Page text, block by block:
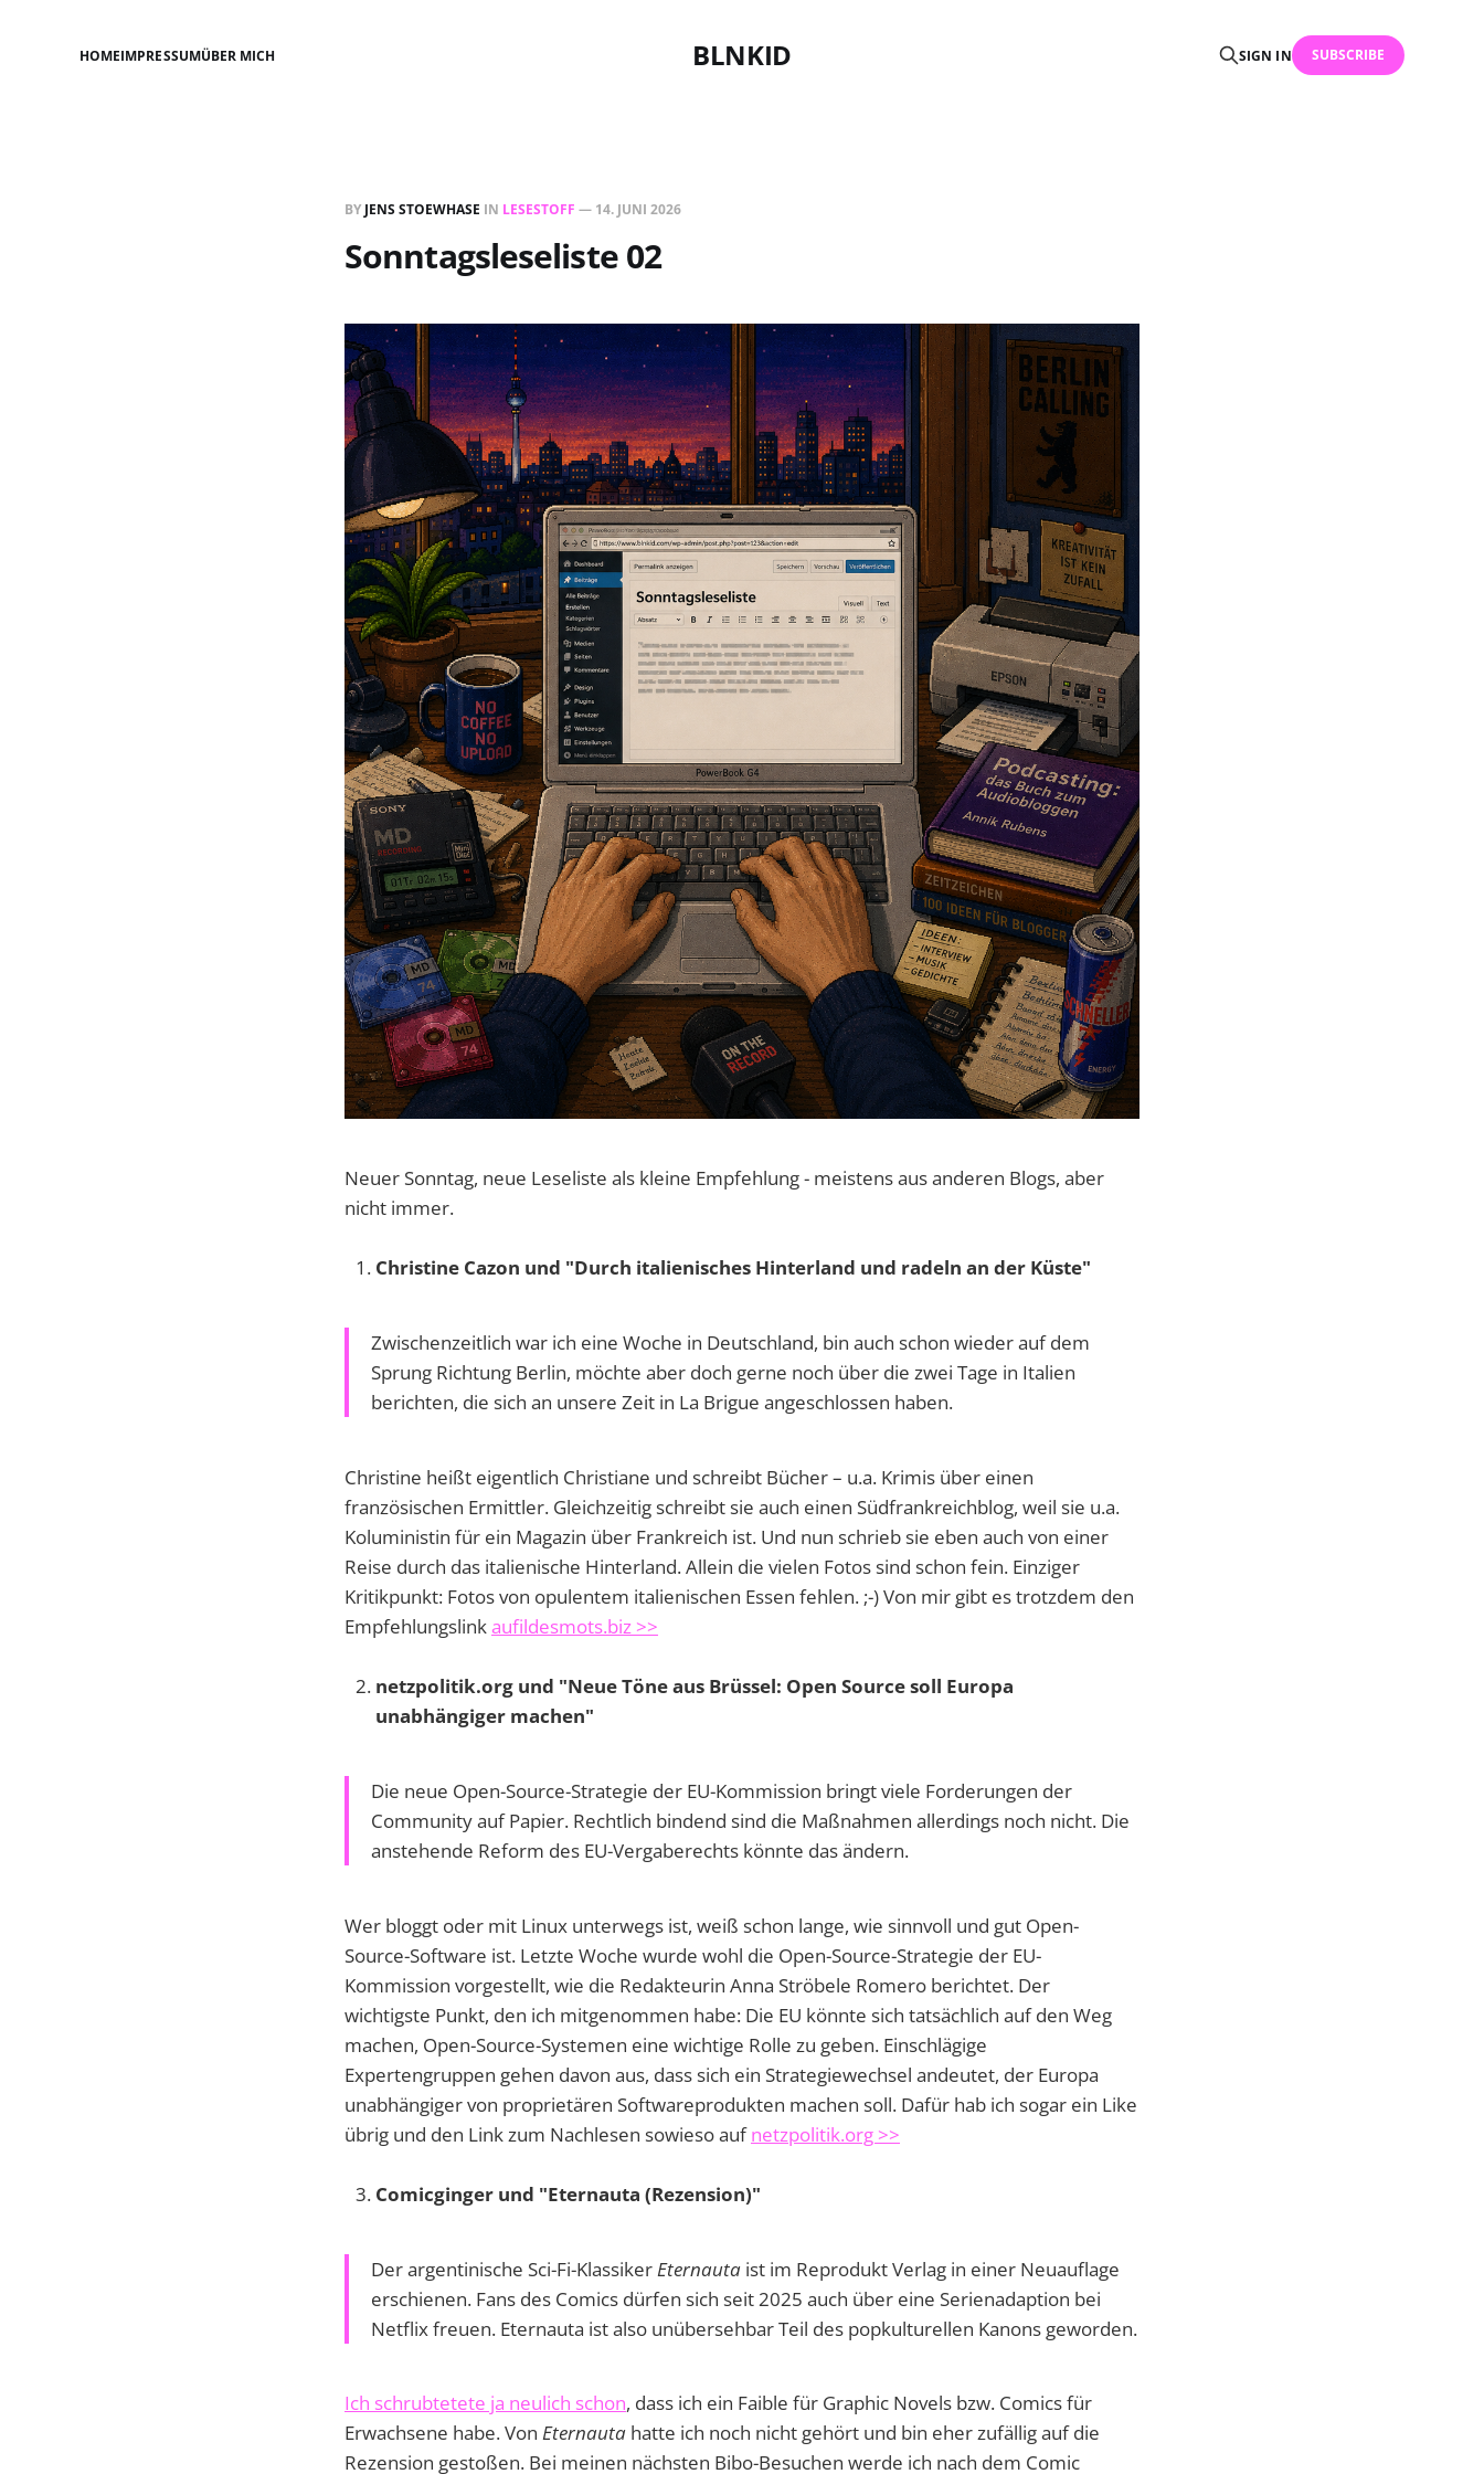
BLNKID
HOMEIMPRESSUMÜBER MICH SIGN IN SUBSCRIBE
BY JENS STOEWHASE IN LESESTOFF — 14. JUNI 2026
Sonntagsleseliste 02
Neuer Sonntag, neue Leseliste als kleine Empfehlung - meistens aus anderen Blogs, aber
nicht immer.
Christine Cazon und "Durch italienisches Hinterland und radeln an der Küste"
Zwischenzeitlich war ich eine Woche in Deutschland, bin auch schon wieder auf dem
Sprung Richtung Berlin, möchte aber doch gerne noch über die zwei Tage in Italien
berichten, die sich an unsere Zeit in La Brigue angeschlossen haben.
Christine heißt eigentlich Christiane und schreibt Bücher – u.a. Krimis über einen
französischen Ermittler. Gleichzeitig schreibt sie auch einen Südfrankreichblog, weil sie u.a.
Koluministin für ein Magazin über Frankreich ist. Und nun schrieb sie eben auch von einer
Reise durch das italienische Hinterland. Allein die vielen Fotos sind schon fein. Einziger
Kritikpunkt: Fotos von opulentem italienischen Essen fehlen. ;-) Von mir gibt es trotzdem den
Empfehlungslinkaufildesmots.biz >>
netzpolitik.org und "Neue Töne aus Brüssel: Open Source soll Europa
unabhängiger machen"
Die neue Open-Source-Strategie der EU-Kommission bringt viele Forderungen der
Community auf Papier. Rechtlich bindend sind die Maßnahmen allerdings noch nicht. Die
anstehende Reform des EU-Vergaberechts könnte das ändern.
Wer bloggt oder mit Linux unterwegs ist, weiß schon lange, wie sinnvoll und gut Open-
Source-Software ist. Letzte Woche wurde wohl die Open-Source-Strategie der EU-
Kommission vorgestellt, wie die Redakteurin Anna Ströbele Romero berichtet. Der
wichtigste Punkt, den ich mitgenommen habe: Die EU könnte sich tatsächlich auf den Weg
machen, Open-Source-Systemen eine wichtige Rolle zu geben. Einschlägige
Expertengruppen gehen davon aus, dass sich ein Strategiewechsel andeutet, der Europa
unabhängiger von proprietären Softwareprodukten machen soll. Dafür hab ich sogar ein Like
übrig und den Link zum Nachlesen sowieso aufnetzpolitik.org >>
Comicginger und "Eternauta (Rezension)"
Der argentinische Sci-Fi-Klassiker Eternauta ist im Reprodukt Verlag in einer Neuauflage
erschienen. Fans des Comics dürfen sich seit 2025 auch über eine Serienadaption bei
Netflix freuen. Eternauta ist also unübersehbar Teil des popkulturellen Kanons geworden.
Ich schrubtetete ja neulich schon, dass ich ein Faible für Graphic Novels bzw. Comics für
Erwachsene habe. Von Eternauta hatte ich noch nicht gehört und bin eher zufällig auf die
Rezension gestoßen. Bei meinen nächsten Bibo-Besuchen werde ich nach dem Comic